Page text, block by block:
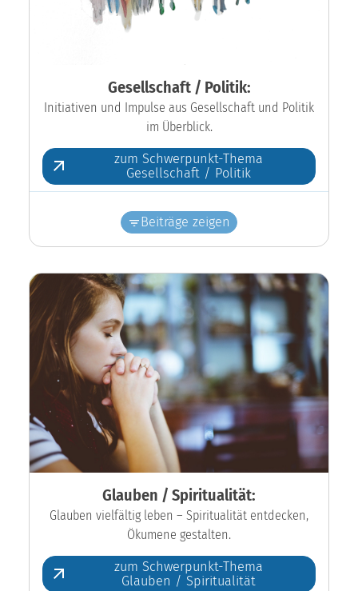
Gesellschaft / Politik:
Initiativen und Impulse aus Gesellschaft und Politik
im Überblick.
zum Schwerpunkt-Thema
Gesellschaft / Politik
Beiträge zeigen
Glauben / Spiritualität:
Glauben vielfältig leben – Spiritualität entdecken,
Ökumene gestalten.
zum Schwerpunkt-Thema
Glauben / Spiritualität